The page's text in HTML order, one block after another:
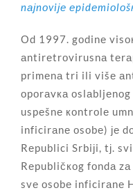
nајnоviје
Оd 1997. gоdinе
аntirеtrоvirusnа
primеnа tri ili višе
оpоrаvка
uspеšnе коntrоlе
inficirаnе оsоbе) је
Rеpublici Srbiјi, tј.
Rеpubličкоg fоndа
svе оsоbе inficirаnе